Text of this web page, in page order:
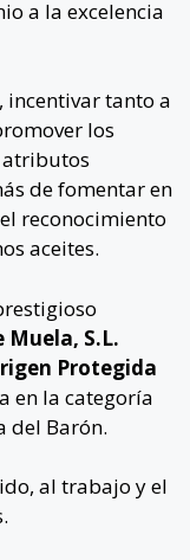
a la excelencia
incentivar tanto a
los
atributos
de fomentar en
reconocimiento
aceites.
S.L.
Protegida
en la categoría
del Barón.
al trabajo y el